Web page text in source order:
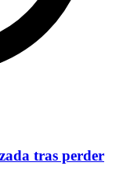
tras perder